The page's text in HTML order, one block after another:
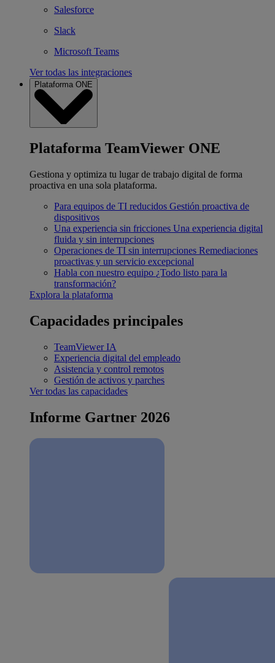
Salesforce
Slack
Microsoft Teams
Ver todas las integraciones
Plataforma ONE
Plataforma TeamViewer ONE
Gestiona y optimiza tu lugar de trabajo digital de forma
proactiva en una sola plataforma.
Para equipos de TI reducidos Gestión proactiva de
dispositivos
Una experiencia sin fricciones Una experiencia digital
fluida y sin interrupciones
Operaciones de TI sin interrupciones Remediaciones
proactivas y un servicio excepcional
Habla con nuestro equipo ¿Todo listo para la
transformación?
Explora la plataforma
Capacidades principales
TeamViewer IA
Experiencia digital del empleado
Asistencia y control remotos
Gestión de activos y parches
Ver todas las capacidades
Informe Gartner 2026